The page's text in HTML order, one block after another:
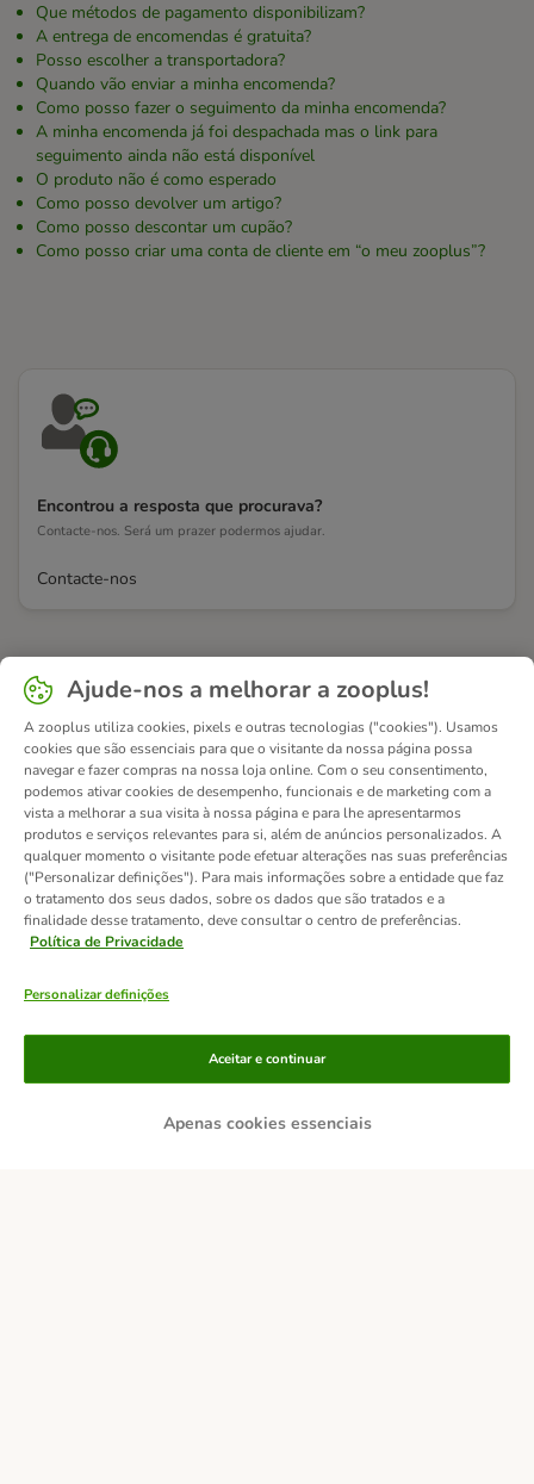
Que métodos de pagamento disponibilizam?
A entrega de encomendas é gratuita?
Posso escolher a transportadora?
Quando vão enviar a minha encomenda?
Como posso fazer o seguimento da minha encomenda?
A minha encomenda já foi despachada mas o link para
seguimento ainda não está disponível
O produto não é como esperado
Como posso devolver um artigo?
Como posso descontar um cupão?
Como posso criar uma conta de cliente em “o meu zooplus”?
Encontrou a resposta que procurava?
Contacte-nos. Será um prazer podermos ajudar.
Contacte-nos
Ajude-nos a melhorar a zooplus!
A zooplus utiliza cookies, pixels e outras tecnologias ("cookies"). Usamos
cookies que são essenciais para que o visitante da nossa página possa
navegar e fazer compras na nossa loja online. Com o seu consentimento,
podemos ativar cookies de desempenho, funcionais e de marketing com a
vista a melhorar a sua visita à nossa página e para lhe apresentarmos
produtos e serviços relevantes para si, além de anúncios personalizados. A
qualquer momento o visitante pode efetuar alterações nas suas preferências
("Personalizar definições"). Para mais informações sobre a entidade que faz
o tratamento dos seus dados, sobre os dados que são tratados e a
finalidade desse tratamento, deve consultar o centro de preferências.
Política de Privacidade
Personalizar definições
Apenas cookies essenciais
Aceitar e continuar